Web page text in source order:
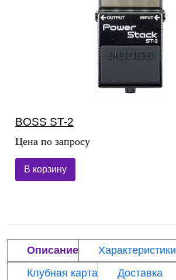
BOSS ST-2
Цена по запросу
В корзину
Описание
Характеристики
Клубная карта
Доставка